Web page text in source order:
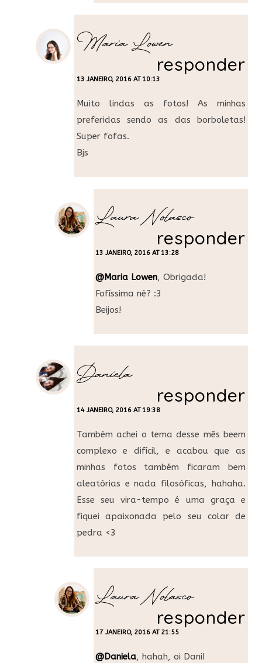
Maria Lowen
13 JANEIRO, 2016 AT 10:13
responder
Muito lindas as fotos! As minhas
preferidas sendo as das borboletas!
Super fofas.
Bjs
Laura Nolasco
13 JANEIRO, 2016 AT 13:28
responder
@Maria Lowen, Obrigada!
Fofíssima né? :3
Beijos!
Daniela
14 JANEIRO, 2016 AT 19:38
responder
Também achei o tema desse mês beem
complexo e difícil, e acabou que as
minhas fotos também ficaram bem
aleatórias e nada filosóficas, hahaha.
Esse seu vira-tempo é uma graça e
fiquei apaixonada pelo seu colar de
pedra <3
Laura Nolasco
17 JANEIRO, 2016 AT 21:55
responder
@Daniela, hahah, oi Dani!